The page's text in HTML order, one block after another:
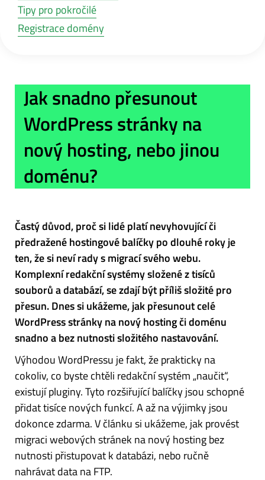
Tipy pro pokročilé
Registrace domény
Jak snadno přesunout
WordPress stránky na
nový hosting, nebo jinou
doménu?
Častý důvod, proč si lidé platí nevyhovující či
předražené hostingové balíčky po dlouhé roky je
ten, že si neví rady s migrací svého webu.
Komplexní redakční systémy složené z tisíců
souborů a databází, se zdají být příliš složité pro
přesun. Dnes si ukážeme, jak přesunout celé
WordPress stránky na nový hosting či doménu
snadno a bez nutnosti složitého nastavování.
Výhodou WordPressu je fakt, že prakticky na
cokoliv, co byste chtěli redakční systém „naučit“,
existují pluginy. Tyto rozšiřující balíčky jsou schopné
přidat tisíce nových funkcí. A až na výjimky jsou
dokonce zdarma. V článku si ukážeme, jak provést
migraci webových stránek na nový hosting bez
nutnosti přistupovat k databázi, nebo ručně
nahrávat data na FTP.